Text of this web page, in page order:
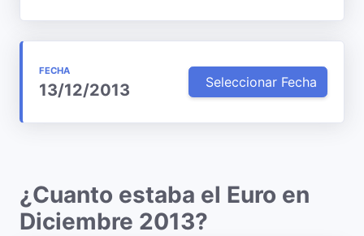
FECHA
13/12/2013 Seleccionar Fecha
¿Cuanto estaba el Euro en
Diciembre 2013?